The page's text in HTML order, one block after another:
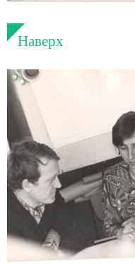
Наверх